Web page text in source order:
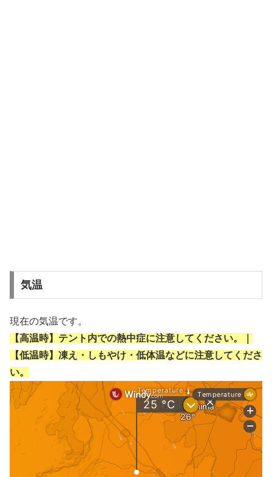
気温
現在の気温です。
【高温時】テント内での熱中症に注意してください。｜
【低温時】凍え・しもやけ・低体温などに注意してくださ
い。